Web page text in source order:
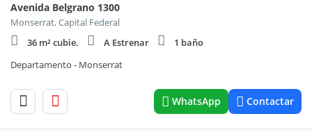
Avenida Belgrano 1300
Monserrat, Capital Federal
36 m² cubie.
A Estrenar
1 baño
Departamento - Monserrat
WhatsApp Contactar